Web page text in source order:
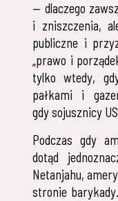
— dlaczego
i zniszczenia,
publiczne i
„prawo i
tylko wtedy,
pałkami i
gdy sojusznicy
Podczas gdy
dotąd
Netanjahu,
stronie